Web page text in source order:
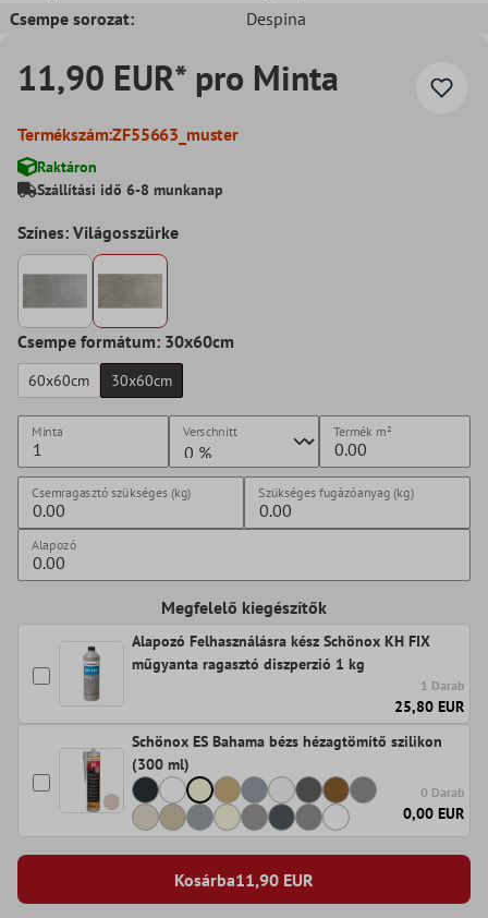
Csempe sorozat:
Despina
11,90 EUR* pro Minta
Termékszám:ZF55663_muster
Raktáron
Szállítási idő 6-8 munkanap
Színes: Világosszürke
Csempe formátum: 30x60cm
60x60cm 30x60cm
Minta Verschnitt Termék m²
Csemragasztó szükséges (kg) Szükséges fugázóanyag (kg)
Alapozó
Megfelelő kiegészítők
Alapozó Felhasználásra kész Schönox KH FIX
műgyanta ragasztó diszperzió 1 kg
1 Darab
25,80 EUR
Schönox ES Bahama bézs hézagtömítő szilikon
(300 ml)
0 Darab
0,00 EUR
Kosárba11,90 EUR